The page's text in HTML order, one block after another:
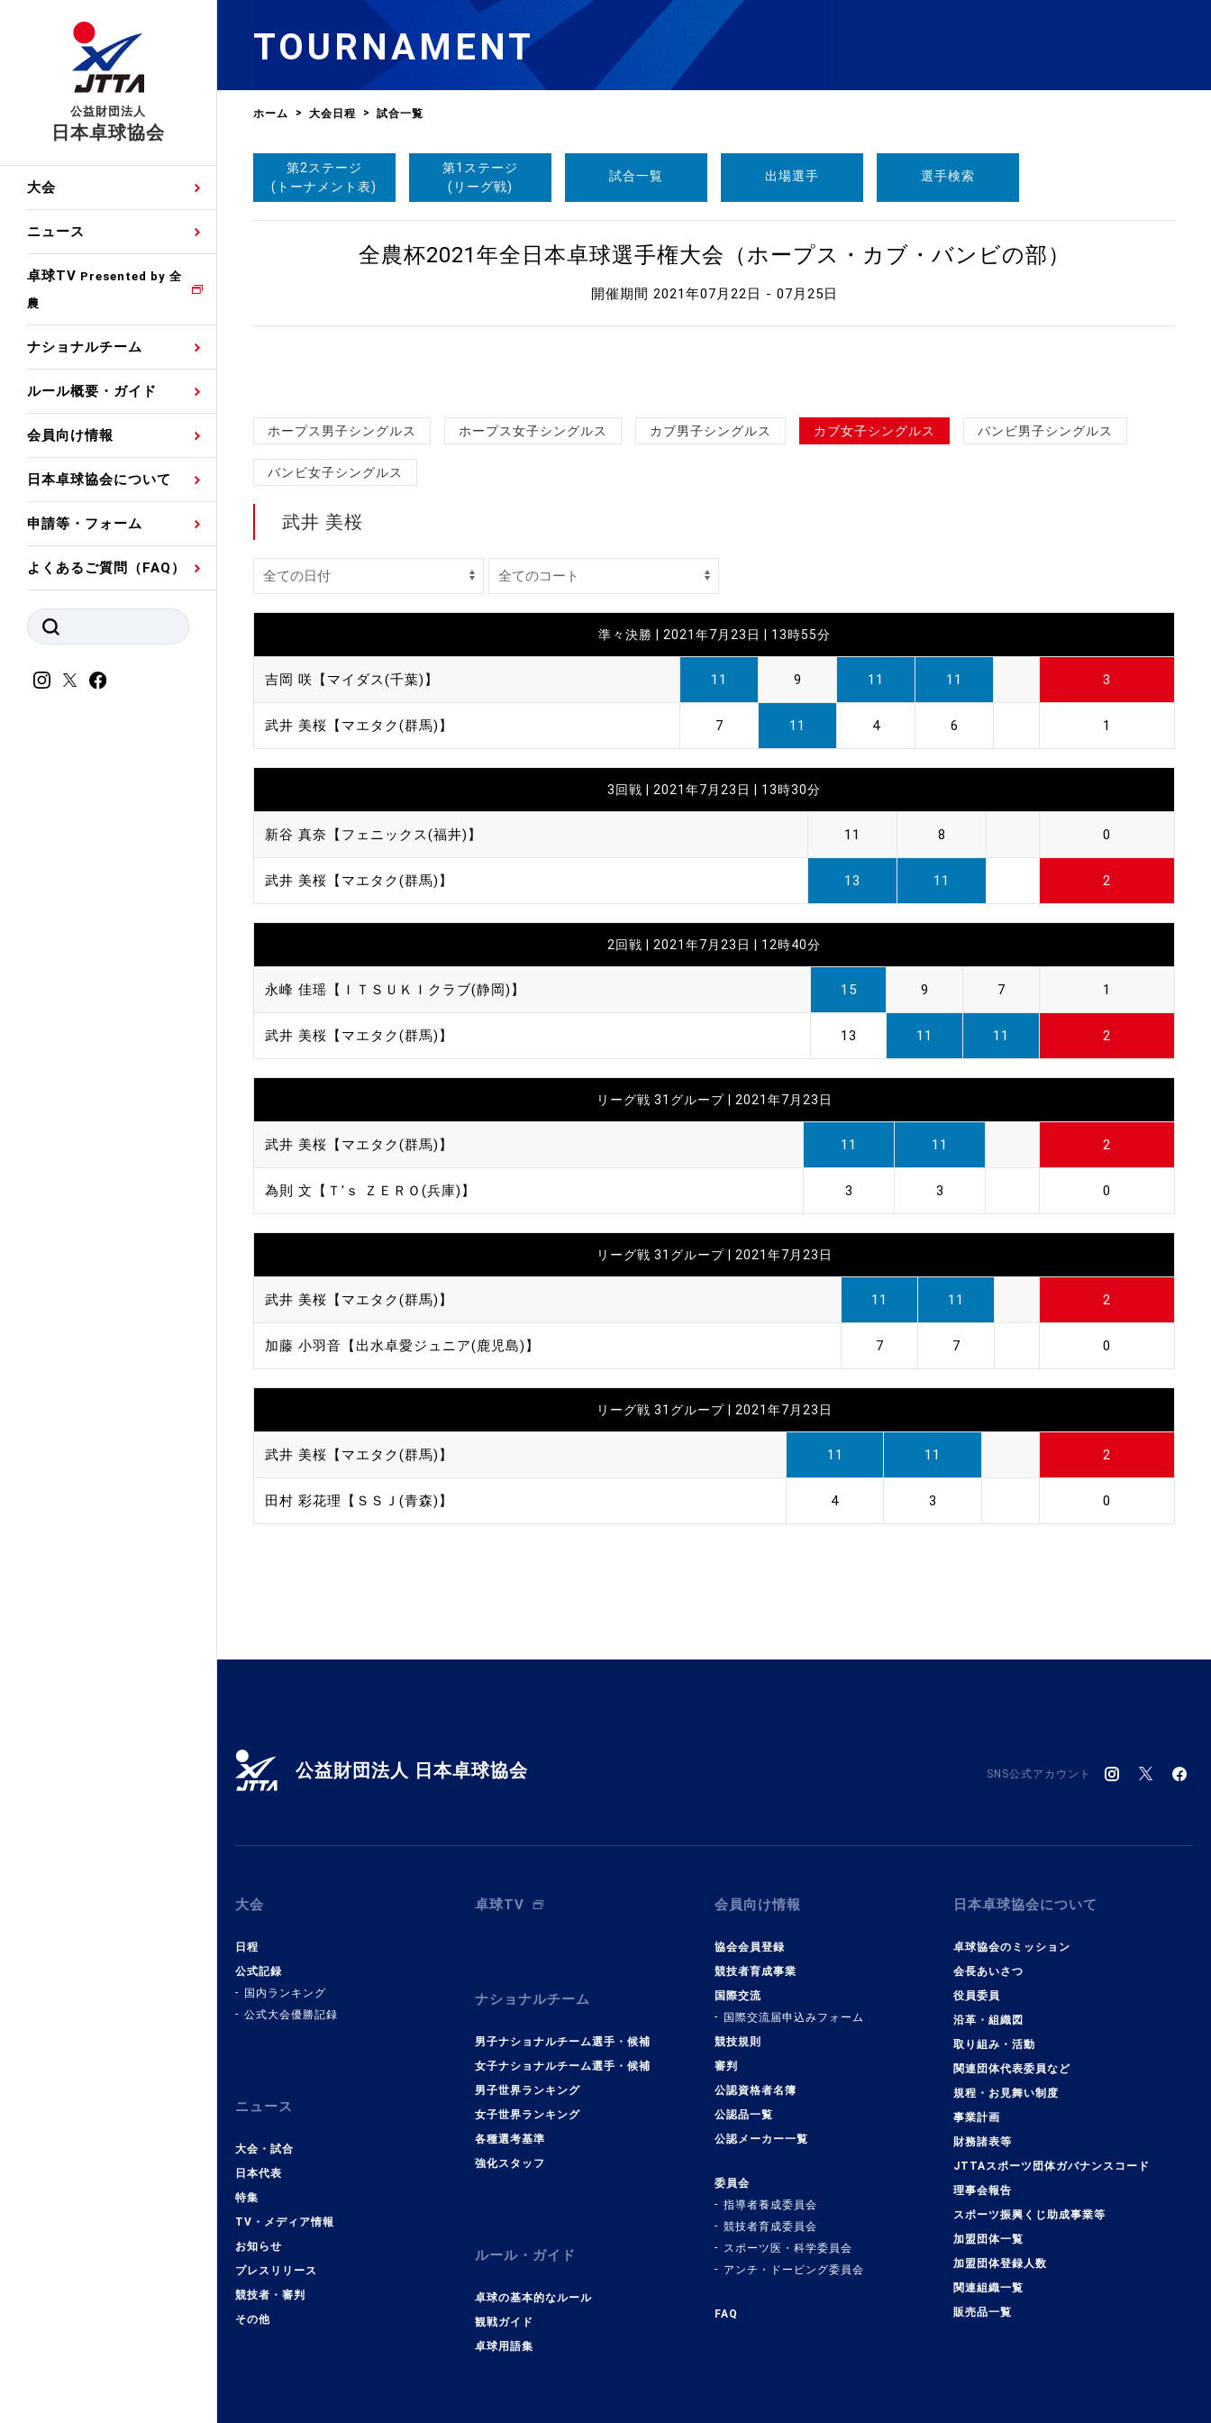
公益財団法人
日本卓球協会
大会 日程
ニュース
大会・試合
卓球TV Presented by 全
農
ナショナルチーム
男子ナショナルチーム選
手・候補
女子ナショナルチーム選
強化スタッフ
ルール概要・ガイド
卓球の基本的なルール
会員向け情報
協会会員登録
委員会
指導者養成委員会
スポーツ医・科学委員会
アンチ・ドーピング委員
会
日本卓球協会について
卓球協会のミッション
事業計画・事業報告
財務諸表等
理事会報告
スポーツ振興くじ助成事業
等
加盟団体登録人数
関連組織一覧
販売品一覧
申請等・フォーム
国際交流届申込みフォーム
審判員ネームプレート制作
申込
よくあるご質問（FAQ）
TOURNAMENT
ホーム 大会日程 試合一覧
第2ステージ
(トーナメント表)
第1ステージ
(リーグ戦)
試合一覧 出場選手 選手検索
全農杯2021年全日本卓球選手権大会（ホープス・カブ・バンビの部）
開催期間 2021年07月22日 - 07月25日
ホープス男子シングルス ホープス女子シングルス カブ男子シングルス カブ女子シングルス バンビ男子シングルス
バンビ女子シングルス
武井 美桜
準々決勝 | 2021年7月23日 | 13時55分
吉岡 咲【マイダス(千葉)】 11 9 11 11 3
武井 美桜【マエタク(群馬)】 7 11 4 6 1
3回戦 | 2021年7月23日 | 13時30分
新谷 真奈【フェニックス(福井)】 11 8 0
武井 美桜【マエタク(群馬)】 13 11 2
2回戦 | 2021年7月23日 | 12時40分
永峰 佳瑶【ＩＴＳＵＫＩクラブ(静岡)】 15 9 7 1
武井 美桜【マエタク(群馬)】 13 11 11 2
リーグ戦 31グループ | 2021年7月23日
武井 美桜【マエタク(群馬)】 11 11 2
為則 文【Ｔ'ｓ ＺＥＲＯ(兵庫)】 3 3 0
リーグ戦 31グループ | 2021年7月23日
武井 美桜【マエタク(群馬)】 11 11 2
加藤 小羽音【出水卓愛ジュニア(鹿児島)】 7 7 0
リーグ戦 31グループ | 2021年7月23日
武井 美桜【マエタク(群馬)】 11 11 2
田村 彩花理【ＳＳＪ(青森)】 4 3 0
公益財団法人 日本卓球協会 SNS公式アカウント
大会
日程
公式記録
国内ランキング
公式大会優勝記録
ニュース
大会・試合
日本代表
特集
TV・メディア情報
お知らせ
プレスリリース
競技者・審判
その他
卓球TV
ナショナルチーム
男子ナショナルチーム選手・候補
女子ナショナルチーム選手・候補
男子世界ランキング
女子世界ランキング
各種選考基準
強化スタッフ
ルール・ガイド
卓球の基本的なルール
観戦ガイド
卓球用語集
会員向け情報
協会会員登録
競技者育成事業
国際交流
国際交流届申込みフォーム
競技規則
審判
公認資格者名簿
公認品一覧
公認メーカー一覧
委員会
指導者養成委員会
競技者育成委員会
スポーツ医・科学委員会
アンチ・ドーピング委員会
FAQ
日本卓球協会について
卓球協会のミッション
会長あいさつ
役員委員
沿革・組織図
取り組み・活動
関連団体代表委員など
規程・お見舞い制度
事業計画
財務諸表等
JTTAスポーツ団体ガバナンスコード
理事会報告
スポーツ振興くじ助成事業等
加盟団体一覧
加盟団体登録人数
関連組織一覧
販売品一覧